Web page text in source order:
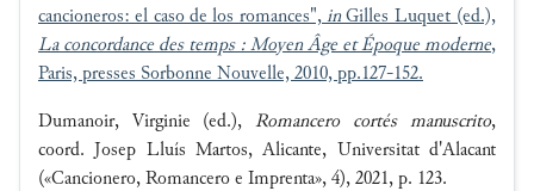
cancioneros: el caso de los romances", inGilles Luquet (ed.),
La concordance des temps : Moyen Âge et Époque moderne,
Paris, presses Sorbonne Nouvelle, 2010, pp.127-152.
Dumanoir, Virginie (ed.), Romancero cortés manuscrito,
coord. Josep Lluís Martos, Alicante, Universitat d'Alacant
(«Cancionero, Romancero e Imprenta», 4), 2021, p. 123.